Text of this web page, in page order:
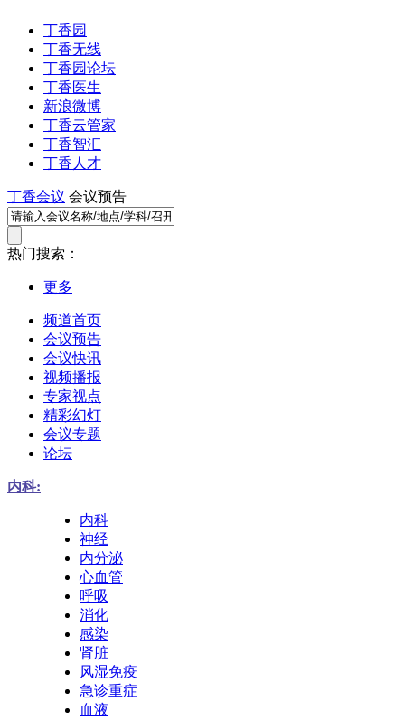
丁香园
丁香无线
丁香园论坛
丁香医生
新浪微博
丁香云管家
丁香智汇
丁香人才
丁香会议 会议预告
热门搜索：
更多
频道首页
会议预告
会议快讯
视频播报
专家视点
精彩幻灯
会议专题
论坛
内科:
内科
神经
内分泌
心血管
呼吸
消化
感染
肾脏
风湿免疫
急诊重症
血液